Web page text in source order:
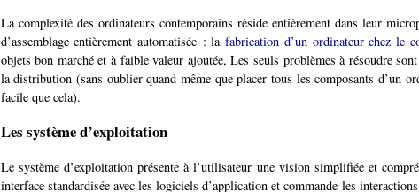
La complexité des ordinateurs contemporains réside entièrement dans leur
d’assemblage entièrement automatisée : lafabrication d’un ordinateur chez le
objets bon marché et à faible valeur ajoutée, Les seuls problèmes à résoudre
la distribution (sans oublier quand même que placer tous les composants d’un
facile que cela).
Les système d’exploitation
Le système d’exploitation présente à l’utilisateur une vision simplifiée et
interface standardisée avec les logiciels d’application et commande les